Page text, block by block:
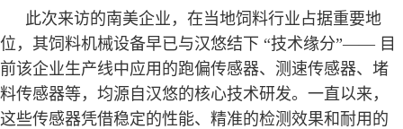
此次来访的南美企业，在当地饲料行业占据重要地
位，其饲料机械设备早已与汉悠结下 “技术缘分”—— 目
前该企业生产线中应用的跑偏传感器、测速传感器、堵
料传感器等，均源自汉悠的核心技术研发。一直以来，
这些传感器凭借稳定的性能、精准的检测效果和耐用的